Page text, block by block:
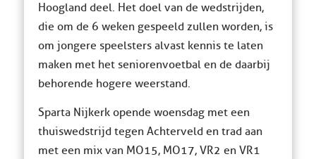
Hoogland deel. Het doel van de wedstrijden,
die om de 6 weken gespeeld zullen worden, is
om jongere speelsters alvast kennis te laten
maken met het seniorenvoetbal en de daarbij
behorende hogere weerstand.
Sparta Nijkerk opende woensdag met een
thuiswedstrijd tegen Achterveld en trad aan
met een mix van MO15, MO17, VR2 en VR1